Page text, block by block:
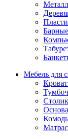
Барные
Мебель для